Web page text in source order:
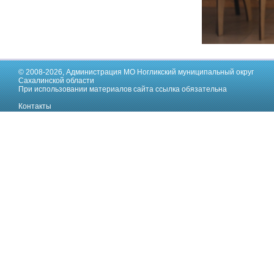
© 2008-2026,Администрация МО Ногликский муниципальный округ
Сахалинской области
При использовании материалов сайта ссылка обязательна
Контакты